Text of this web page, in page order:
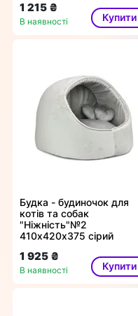
1 215 ₴
В наявності Купити
Будка - будиночок для
котів та собак
"Ніжність"№2
410х420х375 сірий
1 925 ₴
В наявності Купити